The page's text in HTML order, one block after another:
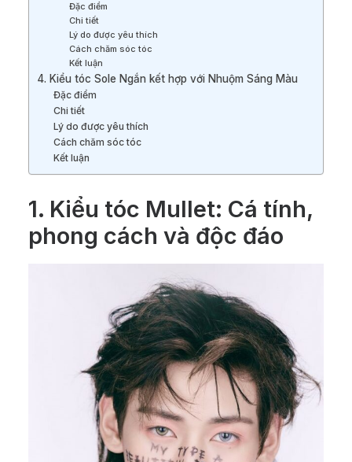
Đặc điểm
Chi tiết
Lý do được yêu thích
Cách chăm sóc tóc
Kết luận
4. Kiểu tóc Sole Ngắn kết hợp với Nhuộm Sáng Màu
Đặc điểm
Chi tiết
Lý do được yêu thích
Cách chăm sóc tóc
Kết luận
1. Kiểu tóc Mullet: Cá tính,
phong cách và độc đáo